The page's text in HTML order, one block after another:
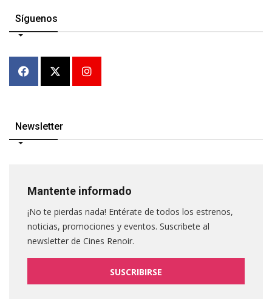
Síguenos
Newsletter
Mantente informado
¡No te pierdas nada! Entérate de todos los estrenos,
noticias, promociones y eventos. Suscribete al
newsletter de Cines Renoir.
SUSCRIBIRSE